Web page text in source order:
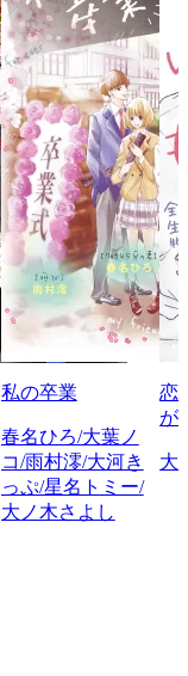
私の卒業
春名ひろ/大葉ノ
コ/雨村澪/大河き
っぷ/星名トミー/
大ノ木さよし
恋
が
大